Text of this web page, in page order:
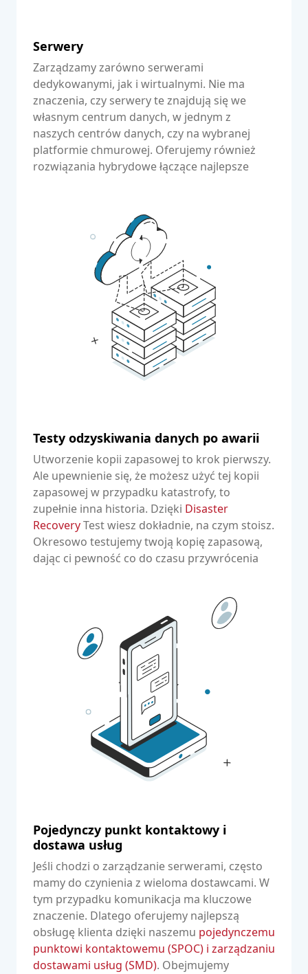
Serwery
Zarządzamy zarówno serwerami
dedykowanymi, jak i wirtualnymi. Nie ma
znaczenia, czy serwery te znajdują się we
własnym centrum danych, w jednym z
naszych centrów danych, czy na wybranej
platformie chmurowej. Oferujemy również
rozwiązania hybrydowe łączące najlepsze
Testy odzyskiwania danych po awarii
Utworzenie kopii zapasowej to krok pierwszy.
Ale upewnienie się, że możesz użyć tej kopii
zapasowej w przypadku katastrofy, to
zupełnie inna historia. Dzięki Disaster
RecoveryTest wiesz dokładnie, na czym stoisz.
Okresowo testujemy twoją kopię zapasową,
dając ci pewność co do czasu przywrócenia
Pojedynczy punkt kontaktowy i
dostawa usług
Jeśli chodzi o zarządzanie serwerami, często
mamy do czynienia z wieloma dostawcami. W
tym przypadku komunikacja ma kluczowe
znaczenie. Dlatego oferujemy najlepszą
obsługę klienta dzięki naszemu pojedynczemu
punktowi kontaktowemu (SPOC) i zarządzaniu
dostawami usług (SMD). Obejmujemy